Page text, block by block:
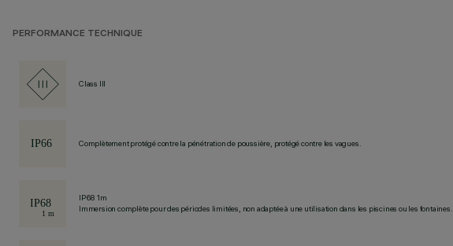
PERFORMANCE TECHNIQUE
Class III
Complètement protégé contre la pénétration de poussière, protégé contre les vagues.
IP68 1m
Immersion complète pour des périodes limitées, non adaptée à une utilisation dans les piscines ou les fontaines.